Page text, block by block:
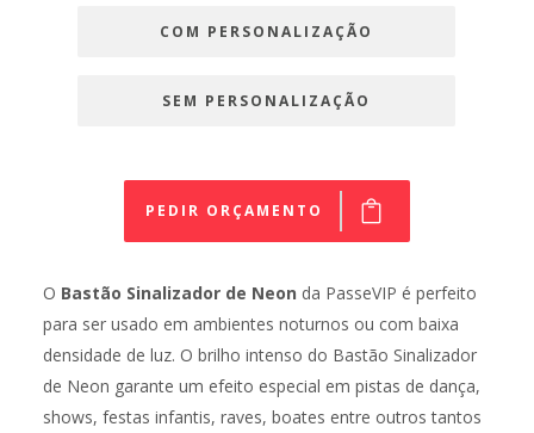
COM PERSONALIZAÇÃO
SEM PERSONALIZAÇÃO
PEDIR ORÇAMENTO
O Bastão Sinalizador de Neon da PasseVIP é perfeito
para ser usado em ambientes noturnos ou com baixa
densidade de luz. O brilho intenso do Bastão Sinalizador
de Neon garante um efeito especial em pistas de dança,
shows, festas infantis, raves, boates entre outros tantos